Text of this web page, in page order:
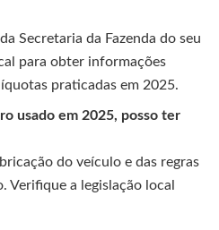
Secretaria da Fazenda do seu
para obter informações
praticadas em 2025.
usado em 2025, posso ter
do veículo e das regras
Verifique a legislação local